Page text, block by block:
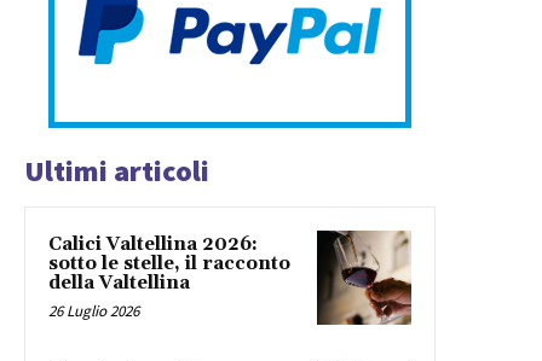
Ultimi articoli
Calici Valtellina 2026:
sotto le stelle, il racconto
della Valtellina
26 Luglio 2026